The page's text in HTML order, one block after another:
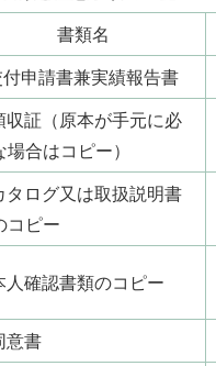
書類名
付申請書兼実績報告書
収証（原本が手元に必
場合はコピー）
タログ又は取扱説明書
コピー
人確認書類のコピー
意書